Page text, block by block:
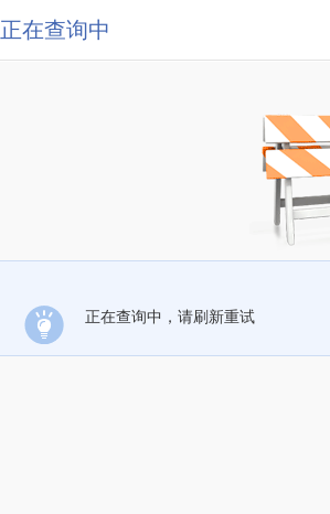
正在查询中
正在查询中，请刷新重试